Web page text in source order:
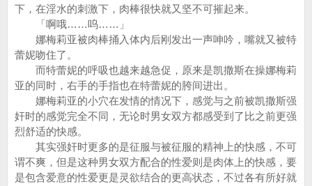
下，在淫水的刺激下，肉棒很快就又坚不可摧起来。
「啊哦……呜……」
娜梅莉亚被肉棒捅入体内后刚发出一声呻吟，嘴就又被特
蕾妮吻住了。
而特蕾妮的呼吸也越来越急促，原来是凯撒斯在操娜梅莉
亚的同时，右手的手指也在特蕾妮的胯间进出。
娜梅莉亚的小穴在发情的情况下，感觉与之前被凯撒斯强
奸时的感觉完全不同，无论时男女双方都感受到了比之前更强
烈舒适的快感。
其实强奸时更多的是征服与被征服的精神上的快感，不可
谓不爽，但是这种男女双方配合的性爱则是肉体上的快感，要
是包含爱意的性爱更是灵欲结合的更高状态，不过各有所好就